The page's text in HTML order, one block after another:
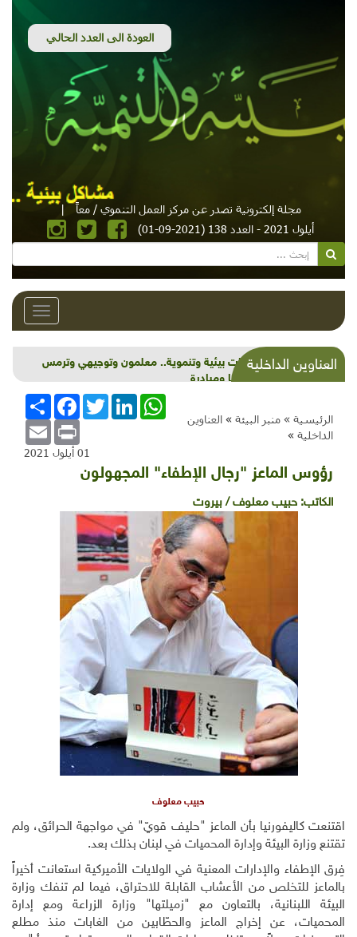
مجلة إلكترونية تصدر عن مركز العمل التنموي / معاً
|
أيلول 2021 - العدد 138 (2021-09-01)
Toggle
العناوين الداخليةشذرات بيئية وتنموية.. معلمون وتوجيهي وترمس
وكورونا ومبادرة
الرئيسية » منبر البيئة » العناوين
الداخلية »
انشر
FacebookTwitterLinkedInWhatsApp
Email Print
01 أيلول 2021
رؤوس الماعز "رجال الإطفاء" المجهولون
الكاتب: حبيب معلوف / بيروت
حبيب معلوف
اقتنعت كاليفورنيا بأن الماعز "حليف قويّ" في مواجهة الحرائق، ولم
تقتنع وزارة البيئة وإدارة المحميات في لبنان بذلك بعد.
فِرق الإطفاء والإدارات المعنية في الولايات الأميركية استعانت أخيراً
بالماعز للتخلص من الأعشاب القابلة للاحتراق، فيما لم تنفك وزارة
البيئة اللبنانية، بالتعاون مع "زميلتها" وزارة الزراعة ومع إدارة
المحميات، عن إخراج الماعز والحطّابين من الغابات منذ مطلع